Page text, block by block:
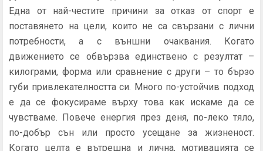
Една от най-честите причини за отказ от спорт е
поставянето на цели, които не са свързани с лични
потребности, а с външни очаквания. Когато
движението се обвързва единствено с резултат –
килограми, форма или сравнение с други – то бързо
губи привлекателността си. Много по-устойчив подход
е да се фокусираме върху това как искаме да се
чувстваме. Повече енергия през деня, по-леко тяло,
по-добър сън или просто усещане за жизненост.
Когато целта е вътрешна и лична, мотивацията се